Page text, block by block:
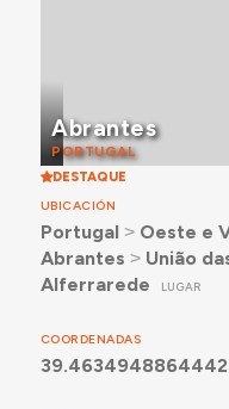
Abrantes
PORTUGAL
DESTAQUE
UBICACIÓN
Portugal ˃ Oeste e
Abrantes ˃ União
Alferrarede
LUGAR
COORDENADAS